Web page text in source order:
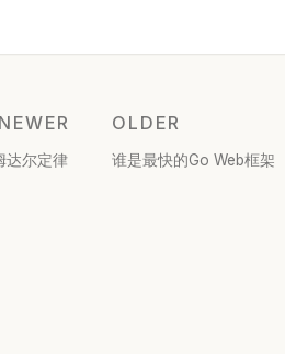
达尔定律
OLDER
谁是最快的Go Web框架